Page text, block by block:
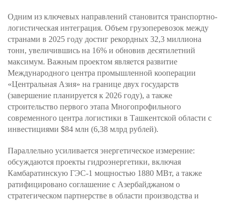
Одним из ключевых направлений становится транспортно-
логистическая интеграция. Объем грузоперевозок между
странами в 2025 году достиг рекордных 32,3 миллиона
тонн, увеличившись на 16% и обновив десятилетний
максимум. Важным проектом является развитие
Международного центра промышленной кооперации
«Центральная Азия» на границе двух государств
(завершение планируется к 2026 году), а также
строительство первого этапа Многопрофильного
современного центра логистики в Ташкентской области с
инвестициями $84 млн (6,38 млрд рублей).
Параллельно усиливается энергетическое измерение:
обсуждаются проекты гидроэнергетики, включая
Камбаратинскую ГЭС-1 мощностью 1880 МВт, а также
ратифицировано соглашение с Азербайджаном о
стратегическом партнерстве в области производства и